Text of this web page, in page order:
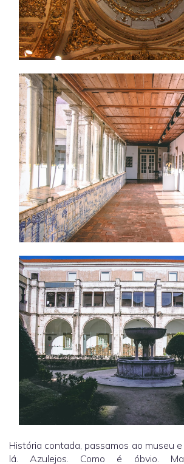
História contada, passamos ao museu
lá. Azulejos. Como é óbvio.